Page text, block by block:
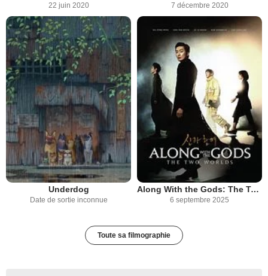
22 juin 2020 7 décembre 2020
Underdog
Date de sortie inconnue
Along With the Gods: The Two Worlds
6 septembre 2025
Toute sa filmographie